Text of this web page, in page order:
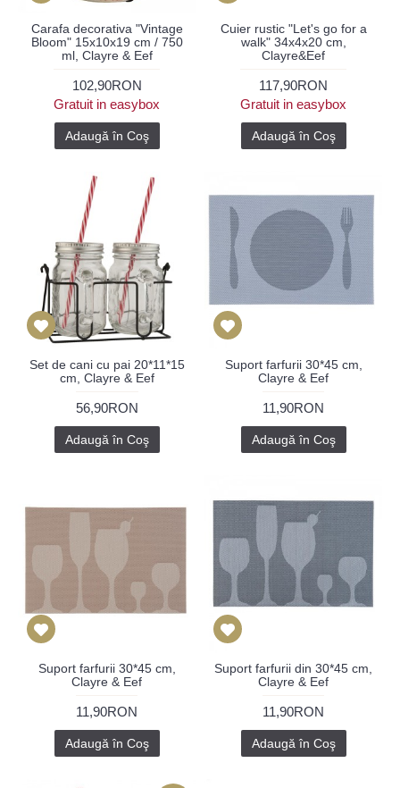
Carafa decorativa "Vintage
Bloom" 15x10x19 cm / 750
ml, Clayre & Eef
102,90RON
Gratuit in easybox
Adaugă în Coş
Cuier rustic "Let's go for a
walk" 34x4x20 cm,
Clayre&Eef
117,90RON
Gratuit in easybox
Adaugă în Coş
Set de cani cu pai 20*11*15
cm, Clayre & Eef
56,90RON
Adaugă în Coş
Suport farfurii 30*45 cm,
Clayre & Eef
11,90RON
Adaugă în Coş
Suport farfurii 30*45 cm,
Clayre & Eef
11,90RON
Adaugă în Coş
Suport farfurii din 30*45 cm,
Clayre & Eef
11,90RON
Adaugă în Coş